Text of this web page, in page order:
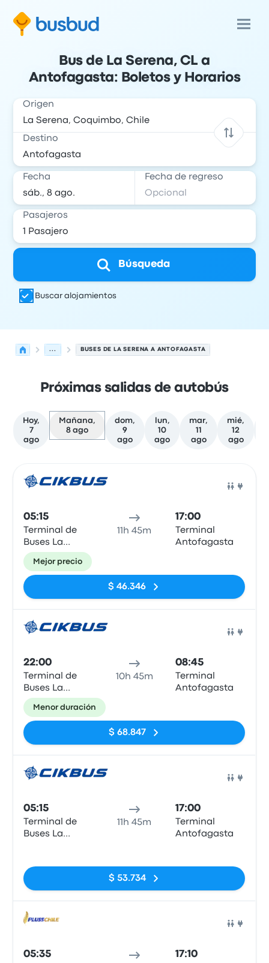
Bus de La Serena, CL a
Antofagasta: Boletos y Horarios
Origen
Destino
Fecha Fecha de regreso
Pasajeros
Búsqueda
Buscar alojamientos
... BUSES DE LA SERENA A ANTOFAGASTA
Próximas salidas de autobús
Hoy,
7
ago
Mañana,
8 ago
dom,
9
ago
lun,
10
ago
mar,
11
ago
mié,
12
ago
05:15
Terminal de
Buses La
Serena
11h 45m
17:00
Terminal
Antofagasta
Mejor precio
$ 46.346
22:00
Terminal de
Buses La
Serena
10h 45m
08:45
Terminal
Antofagasta
Menor duración
$ 68.847
05:15
Terminal de
Buses La
11h 45m
17:00
Terminal
Antofagasta
$ 53.734
05:35 17:10